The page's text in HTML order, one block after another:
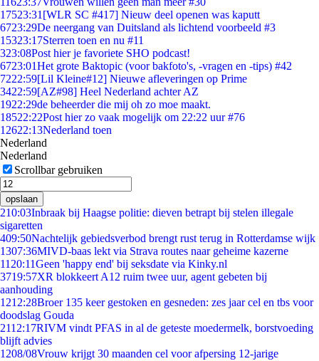
17523:31 [WLR SC #417] Nieuw deel openen was kaputt
6723:29De neergang van Duitsland als lichtend voorbeeld #3
15323:17Sterren toen en nu #11
323:08Post hier je favoriete SHO podcast!
6723:01Het grote Baktopic (voor bakfoto's, -vragen en -tips) #42
7222:59[Lil Kleine#12] Nieuwe afleveringen op Prime
3422:59[AZ#98] Heel Nederland achter AZ
1922:29de beheerder die mij oh zo moe maakt.
18522:22Post hier zo vaak mogelijk om 22:22 uur #76
12622:13Nederland toen
Nederland
Nederland
Scrollbar gebruiken
opslaan
210:03Inbraak bij Haagse politie: dieven betrapt bij stelen illegale
sigaretten
409:50Nachtelijk gebiedsverbod brengt rust terug in Rotterdamse wijk
1307:36MIVD-baas lekt via Strava routes naar geheime kazerne
11 20:11Geen 'happy end' bij seksdate via Kinky.nl
3719:57XR blokkeert A12 ruim twee uur, agent gebeten bij
aanhouding
1212:28Broer 135 keer gestoken en gesneden: zes jaar cel en tbs voor
doodslag Gouda
2112:17RIVM vindt PFAS in al de geteste moedermelk, borstvoeding
blijft advies
1208/08Vrouw krijgt 30 maanden cel voor afpersing 12-jarige